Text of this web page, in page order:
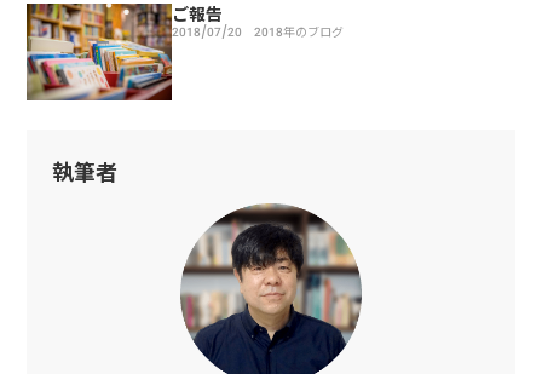
ご報告
2018/07/20 2018年のブログ
執筆者